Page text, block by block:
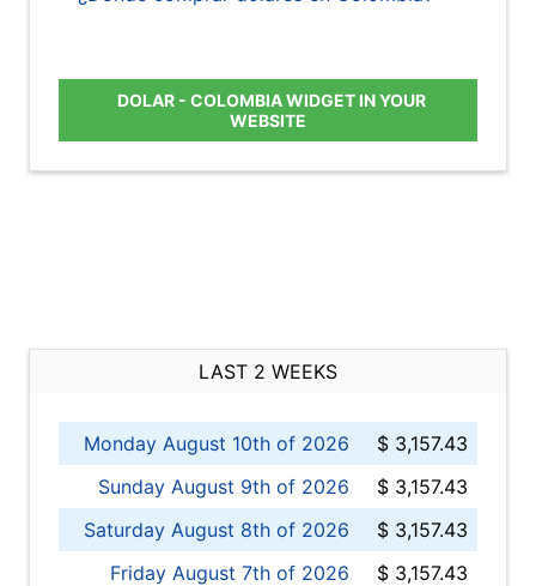
DOLAR - COLOMBIA WIDGET IN YOUR
WEBSITE
LAST 2 WEEKS
Monday August 10th of 2026
$ 3,157.43
Sunday August 9th of 2026
$ 3,157.43
Saturday August 8th of 2026
$ 3,157.43
Friday August 7th of 2026
$ 3,157.43